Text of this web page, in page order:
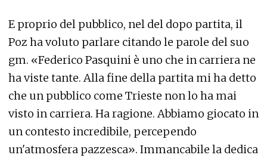
E proprio del pubblico, nel del dopo partita, il
Poz ha voluto parlare citando le parole del suo
gm. «Federico Pasquini è uno che in carriera ne
ha viste tante. Alla fine della partita mi ha detto
che un pubblico come Trieste non lo ha mai
visto in carriera. Ha ragione. Abbiamo giocato in
un contesto incredibile, percependo
un'atmosfera pazzesca». Immancabile la dedica